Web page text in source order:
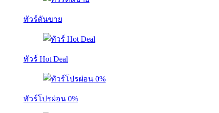
ทัวร์ดันขาย
ทัวร์ Hot Deal
ทัวร์โปรผ่อน 0%